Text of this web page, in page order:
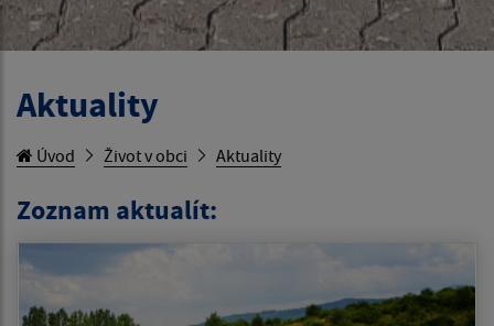
Aktuality
Úvod Život v obci Aktuality
Zoznam aktualít: